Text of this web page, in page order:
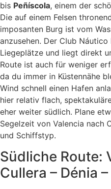
bis Peñíscola, einem der
Die auf einem Felsen
imposanten Burg ist vom
anzusehen. Der Club
Liegeplätze und liegt direkt
Route ist auch für weniger
da du immer in Küstennähe
Wind schnell einen Hafen
hier relativ flach,
eher weiter südlich. Plane
Segelzeit von Valencia nach
und Schiffstyp.
Südliche Route:
Cullera – Dénia